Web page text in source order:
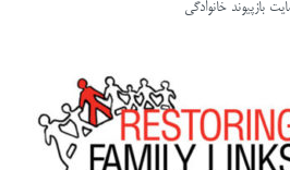
بازپیوند خانوادگی